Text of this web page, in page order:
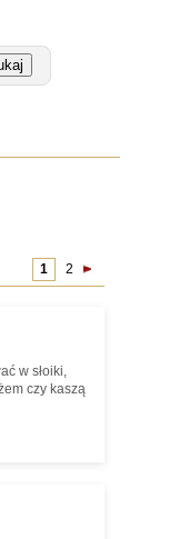
1 2
w słoiki,
czy kaszą